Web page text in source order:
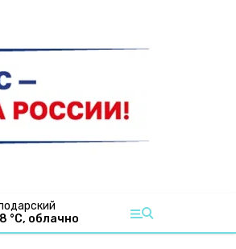
°С, облачно